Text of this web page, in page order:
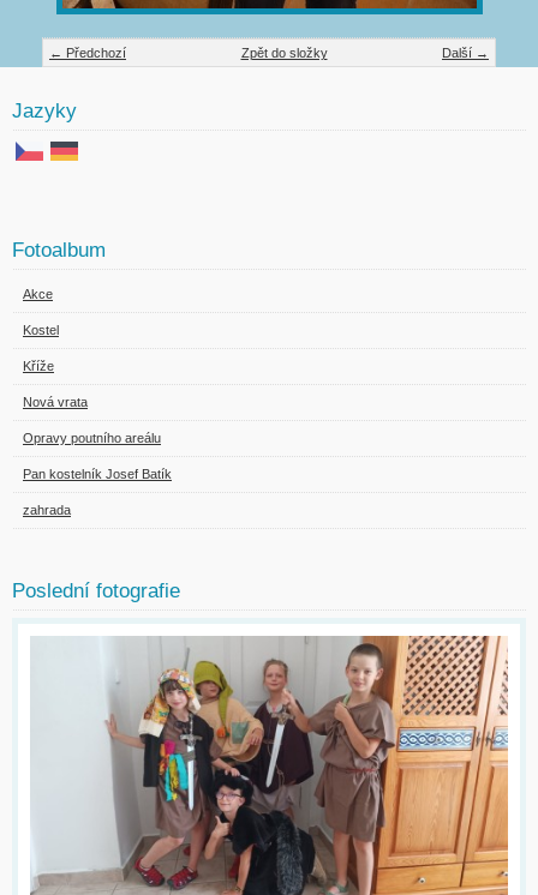
← Předchozí Další →
Zpět do složky
Jazyky
Fotoalbum
Akce
Kostel
Kříže
Nová vrata
Opravy poutního areálu
Pan kostelník Josef Batík
zahrada
Poslední fotografie